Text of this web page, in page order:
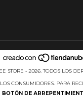
STORE - 2026. TODOS LOS
CONSUMIDORES. PARA
BOTÓN DE